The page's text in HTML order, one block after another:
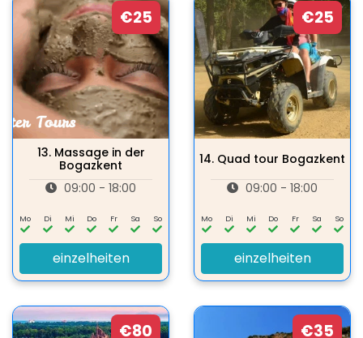
€25
13. Massage in der
Bogazkent
09:00 - 18:00
Mo Di Mi Do Fr Sa So
einzelheiten
€25
14. Quad tour Bogazkent
09:00 - 18:00
Mo Di Mi Do Fr Sa So
einzelheiten
€80 €35